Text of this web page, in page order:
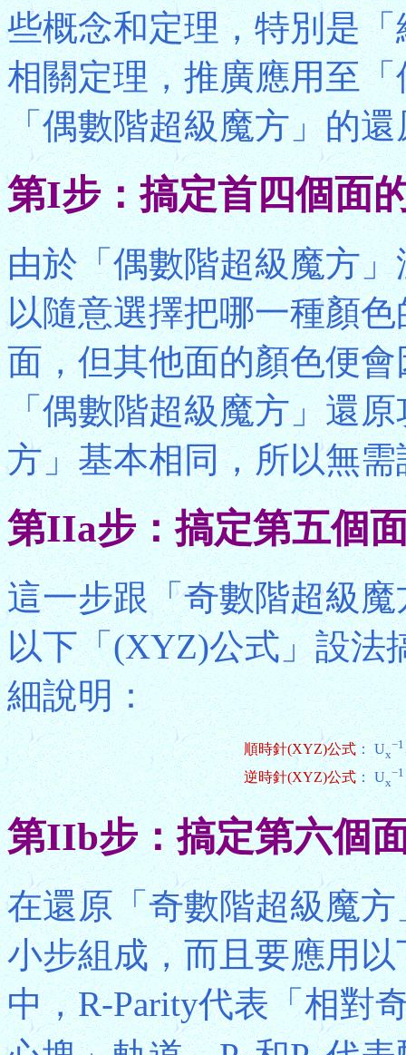
些概念和定理，特別是
相關定理，推廣應用至
「偶數階超級魔方」的
第I步：搞定首四個面
由於「偶數階超級魔方
以隨意選擇把哪一種顏
面，但其他面的顏色便
「偶數階超級魔方」還
方」基本相同，所以無
第IIa步：搞定第五個
這一步跟「奇數階超級
以下「(XYZ)公式」設法
細說明：
順時針(XYZ)公式： Ux
−1
逆時針(XYZ)公式： Ux
−1
第IIb步：搞定第六個
在還原「奇數階超級魔
小步組成，而且要應用
中，R-Parity代表「相對